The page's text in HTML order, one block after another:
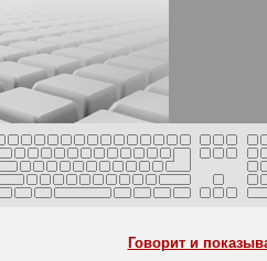
Говорит и